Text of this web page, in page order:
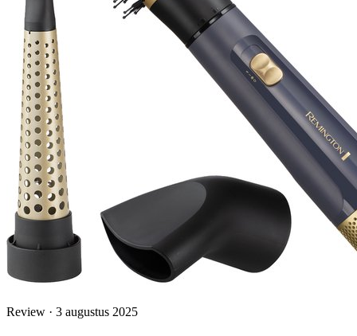
Review · 3 augustus 2025